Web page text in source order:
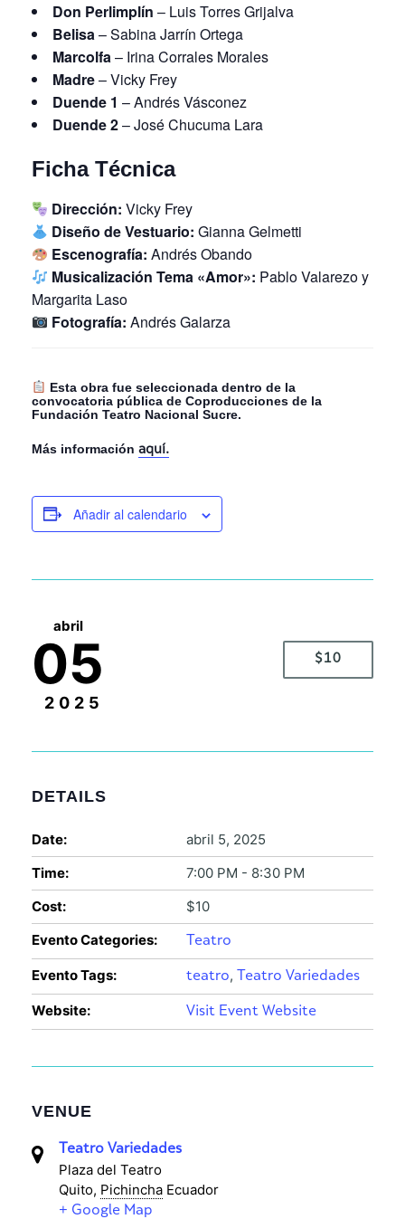
Don Perlimplín – Luis Torres Grijalva
Belisa– Sabina Jarrín Ortega
Marcolfa– Irina Corrales Morales
Madre– Vicky Frey
Duende 1 – Andrés Vásconez
Duende 2– José Chucuma Lara
Ficha Técnica
Dirección: Vicky Frey
Diseño de Vestuario: Gianna Gelmetti
Escenografía: Andrés Obando
Musicalización Tema «Amor»: Pablo Valarezo y
Margarita Laso
Fotografía: Andrés Galarza
Esta obra fue seleccionada dentro de la
convocatoria pública de Coproducciones de la
Fundación Teatro Nacional Sucre.
Más información aquí.
Añadir al calendario
abril
05
2025
$10
DETAILS
Date:
abril 5, 2025
Time:
7:00 PM - 8:30 PM
Cost:
$10
Evento Categories:
Teatro
Evento Tags: teatro, Teatro Variedades
Website: Visit Event Website
VENUE
Teatro Variedades
Plaza del Teatro
Quito, Pichincha Ecuador
+ Google Map